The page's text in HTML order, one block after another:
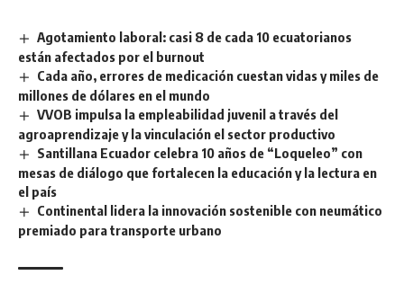
Agotamiento laboral: casi 8 de cada 10 ecuatorianos
están afectados por el burnout
Cada año, errores de medicación cuestan vidas y miles de
millones de dólares en el mundo
VVOB impulsa la empleabilidad juvenil a través del
agroaprendizaje y la vinculación el sector productivo
Santillana Ecuador celebra 10 años de “Loqueleo” con
mesas de diálogo que fortalecen la educación y la lectura en
el país
Continental lidera la innovación sostenible con neumático
premiado para transporte urbano